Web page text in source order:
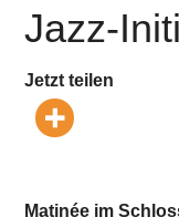
Jazz-
Jetzt teilen
Matinée im